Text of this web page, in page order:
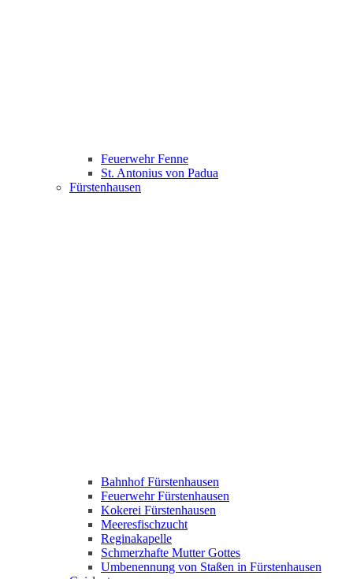
Feuerwehr Fenne
St. Antonius von Padua
Fürstenhausen
Bahnhof Fürstenhausen
Feuerwehr Fürstenhausen
Kokerei Fürstenhausen
Meeresfischzucht
Reginakapelle
Schmerzhafte Mutter Gottes
Umbenennung von Staßen in Fürstenhausen